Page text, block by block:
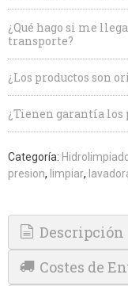
¿Qué hago si me
transporte?
¿Los productos son
¿Tienen garantía los
Categoría:
presion
limpiar
Descripción
Costes de